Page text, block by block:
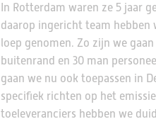
In Rotterdam waren ze 5 jaar
daarop ingericht team hebben
loep genomen. Zo zijn we
buitenrand en 30 man
gaan we nu ook toepassen in
specifiek richten op het
toeleveranciers hebben we